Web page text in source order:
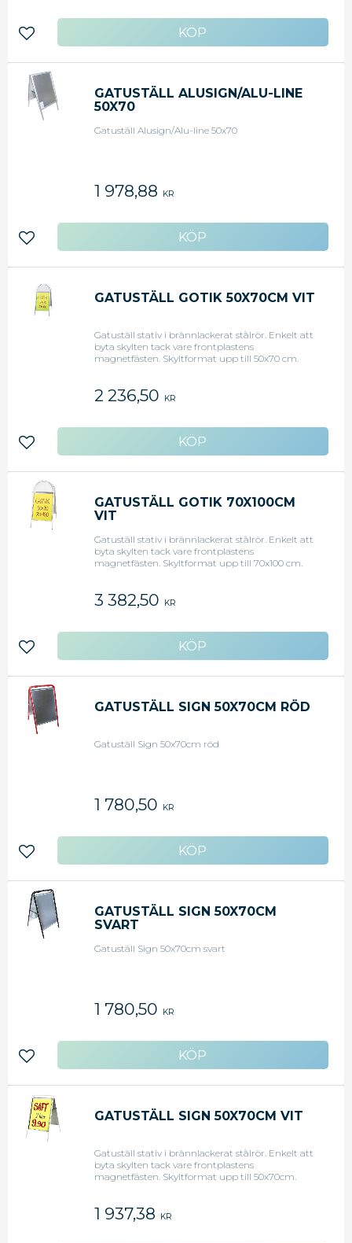
Lägg till i favoriter
GATUSTÄLL ALUSIGN/ALU-LINE
50X70
Gatuställ Alusign/Alu-line 50x70
1 978,88 KR
Lägg till i favoriter
GATUSTÄLL GOTIK 50X70CM VIT
Gatuställ stativ i brännlackerat stålrör. Enkelt att
byta skylten tack vare frontplastens
magnetfästen. Skyltformat upp till 50x70 cm.
2 236,50 KR
Lägg till i favoriter
GATUSTÄLL GOTIK 70X100CM
VIT
Gatuställ stativ i brännlackerat stålrör. Enkelt att
byta skylten tack vare frontplastens
magnetfästen. Skyltformat upp till 70x100 cm.
3 382,50 KR
Lägg till i favoriter
GATUSTÄLL SIGN 50X70CM RÖD
Gatuställ Sign 50x70cm röd
1 780,50 KR
Lägg till i favoriter
GATUSTÄLL SIGN 50X70CM
SVART
Gatuställ Sign 50x70cm svart
1 780,50 KR
Lägg till i favoriter
GATUSTÄLL SIGN 50X70CM VIT
Gatuställ stativ i brännlackerat stålrör. Enkelt att
byta skylten tack vare frontplastens
magnetfästen. Skyltformat upp till 50x70cm.
1 937,38 KR